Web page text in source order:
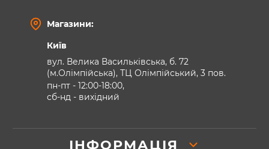
Магазини:
Київ
вул. Велика Васильківська, б. 72
(м.Олімпійська), ТЦ Олімпійський, 3 пов.
пн-пт - 12:00-18:00,
сб-нд - вихідний
ІНФОРМАЦІЯ